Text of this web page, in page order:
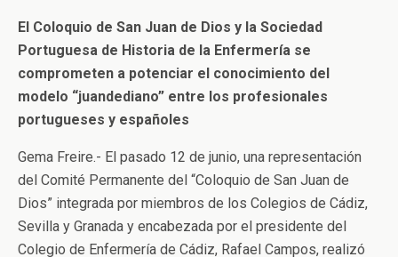
El Coloquio de San Juan de Dios y la Sociedad
Portuguesa de Historia de la Enfermería se
comprometen a potenciar el conocimiento del
modelo “juandediano” entre los profesionales
portugueses y españoles
Gema Freire.- El pasado 12 de junio, una representación
del Comité Permanente del “Coloquio de San Juan de
Dios” integrada por miembros de los Colegios de Cádiz,
Sevilla y Granada y encabezada por el presidente del
Colegio de Enfermería de Cádiz, Rafael Campos, realizó